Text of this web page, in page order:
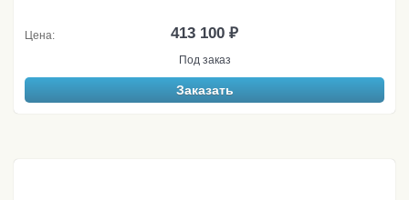
Цена: 413 100 ₽
Под заказ
Заказать